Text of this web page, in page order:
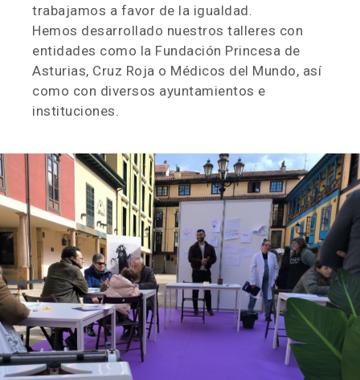
trabajamos a favor de la igualdad.
Hemos desarrollado nuestros talleres con
entidades como la Fundación Princesa de
Asturias, Cruz Roja o Médicos del Mundo, así
como con diversos ayuntamientos e
instituciones.